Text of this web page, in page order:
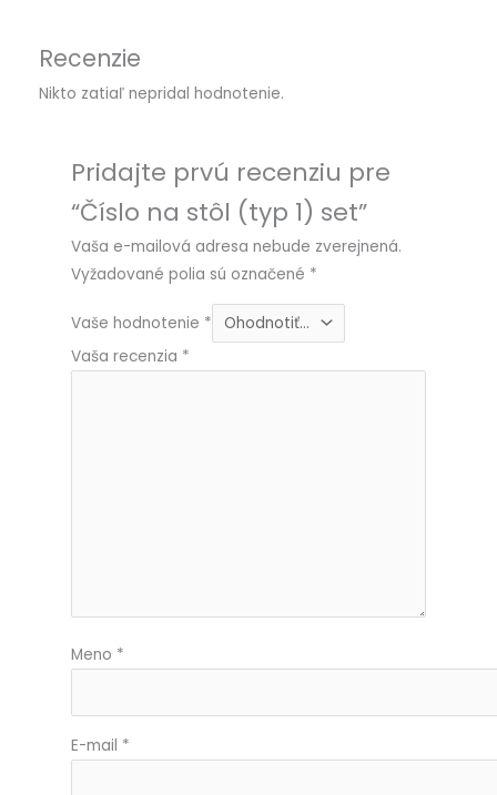
Recenzie
Nikto zatiaľ nepridal hodnotenie.
Pridajte prvú recenziu pre
“Číslo na stôl (typ 1) set”
Vaša e-mailová adresa nebude zverejnená.
Vyžadované polia sú označené *
Vaše hodnotenie *
Vaša recenzia *
Meno *
E-mail *